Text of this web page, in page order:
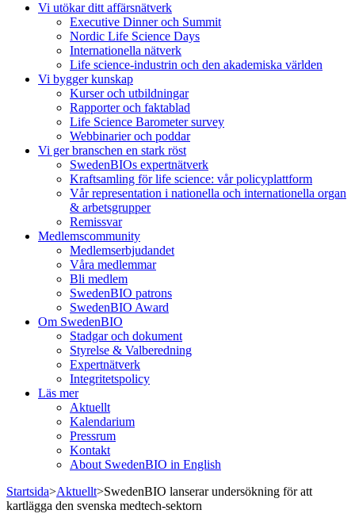
Vi utökar ditt affärsnätverk
Executive Dinner och Summit
Nordic Life Science Days
Internationella nätverk
Life science-industrin och den akademiska världen
Vi bygger kunskap
Kurser och utbildningar
Rapporter och faktablad
Life Science Barometer survey
Webbinarier och poddar
Vi ger branschen en stark röst
SwedenBIOs expertnätverk
Kraftsamling för life science: vår policyplattform
Vår representation i nationella och internationella organ
& arbetsgrupper
Remissvar
Medlemscommunity
Medlemserbjudandet
Våra medlemmar
Bli medlem
SwedenBIO patrons
SwedenBIO Award
Om SwedenBIO
Stadgar och dokument
Styrelse & Valberedning
Expertnätverk
Integritetspolicy
Läs mer
Aktuellt
Kalendarium
Pressrum
Kontakt
About SwedenBIO in English
Startsida>Aktuellt>SwedenBIO lanserar undersökning för att
kartlägga den svenska medtech-sektorn